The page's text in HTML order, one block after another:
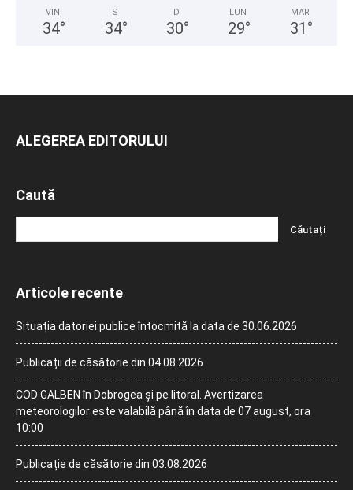
VIN
34°
S
34°
D
30°
LUN
29°
MAR
31 °
ALEGEREA EDITORULUI
Caută
Articole recente
Situația datoriei publice întocmită la data de 30.06.2026
Publicații de căsătorie din 04.08.2026
COD GALBEN în Dobrogea și pe litoral. Avertizarea
meteorologilor este valabilă până în data de 07 august, ora
10:00
Publicație de căsătorie din 03.08.2026